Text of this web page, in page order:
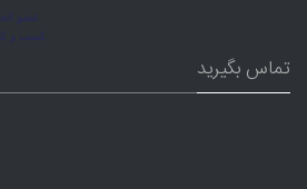
تماس بگیرید